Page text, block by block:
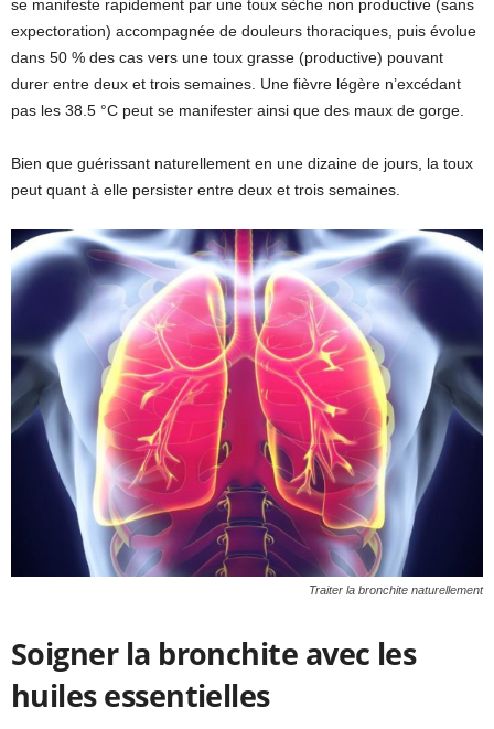
se manifeste rapidement par une toux sèche non productive (sans
expectoration) accompagnée de douleurs thoraciques, puis évolue
dans 50 % des cas vers une toux grasse (productive) pouvant
durer entre deux et trois semaines. Une fièvre légère n’excédant
pas les 38.5 °C peut se manifester ainsi que des maux de gorge.
Bien que guérissant naturellement en une dizaine de jours, la toux
peut quant à elle persister entre deux et trois semaines.
Traiter la bronchite naturellement
Soigner la bronchite avec les
huiles essentielles